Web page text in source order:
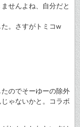
せんよね、自分だと
。さすがトミコw
のでそーゆーの除外
ゃないかと。コラボ